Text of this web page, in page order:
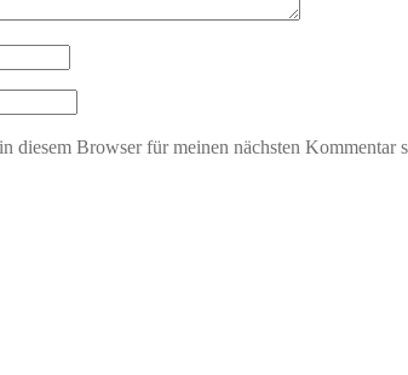
diesem Browser für meinen nächsten Kommentar